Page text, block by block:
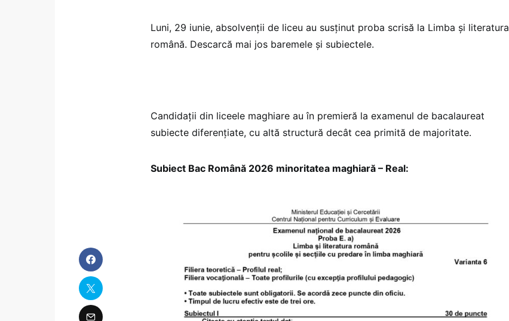
Luni, 29 iunie, absolvenții de liceu au susținut proba scrisă la Limba și literatura
română. Descarcă mai jos baremele și subiectele.
Candidații din liceele maghiare au în premieră la examenul de bacalaureat
subiecte diferențiate, cu altă structură decât cea primită de majoritate.
Subiect Bac Română 2026 minoritatea maghiară – Real: